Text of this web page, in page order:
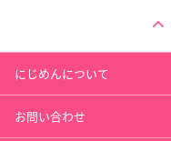
にじめんについて
お問い合わせ